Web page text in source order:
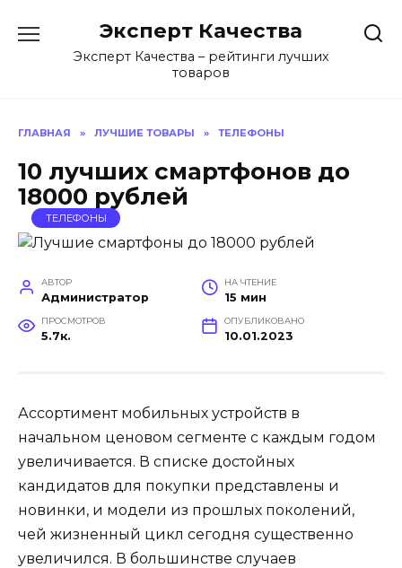
содержанию
Эксперт Качества
Эксперт Качества – рейтинги лучших
товаров
ГЛАВНАЯ » ЛУЧШИЕ ТОВАРЫ » ТЕЛЕФОНЫ
10 лучших смартфонов до
18000 рублей
ТЕЛЕФОНЫ
АВТОР
Администратор
НА ЧТЕНИЕ
15 мин
ПРОСМОТРОВ
5.7к.
ОПУБЛИКОВАНО
10.01.2023
Ассортимент мобильных устройств в
начальном ценовом сегменте с каждым годом
увеличивается. В списке достойных
кандидатов для покупки представлены и
новинки, и модели из прошлых поколений,
чей жизненный цикл сегодня существенно
увеличился. В большинстве случаев